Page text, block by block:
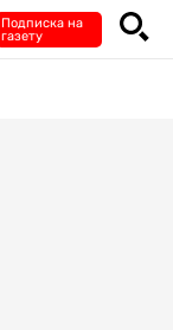
Подписка на
газету